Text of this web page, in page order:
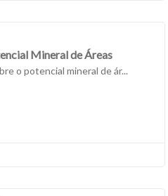
Mineral de Áreas
o potencial mineral de ár...